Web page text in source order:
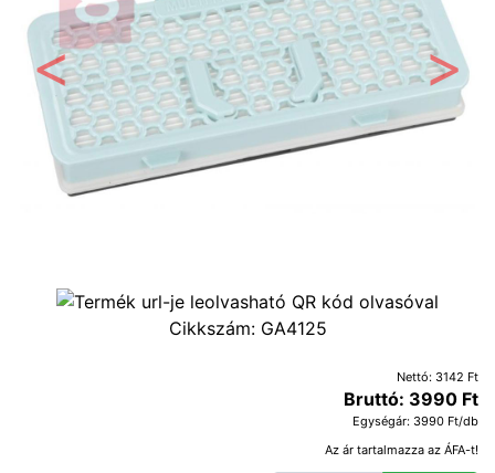
Előző
Cikkszám: GA4125
Nettó: 3142 Ft
Bruttó: 3990 Ft
Egységár: 3990 Ft/db
Az ár tartalmazza az ÁFA-t!